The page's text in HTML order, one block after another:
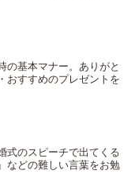
の基本マナー。ありがと
おすすめのプレゼントを
式のスピーチで出てくる
などの難しい言葉をお勉